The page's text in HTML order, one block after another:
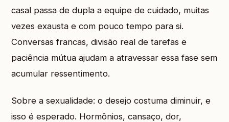
casal passa de dupla a equipe de cuidado, muitas
vezes exausta e com pouco tempo para si.
Conversas francas, divisão real de tarefas e
paciência mútua ajudam a atravessar essa fase sem
acumular ressentimento.
Sobre a sexualidade: o desejo costuma diminuir, e
isso é esperado. Hormônios, cansaço, dor,